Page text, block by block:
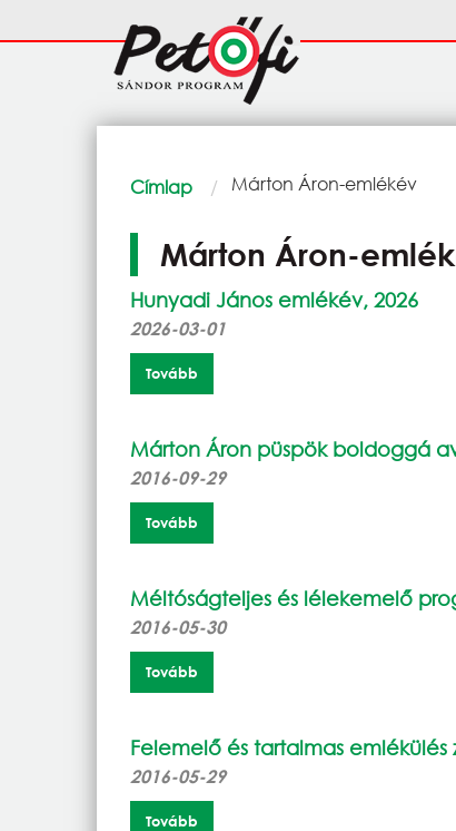
Fő
navigáció
Morzsa
Címlap Current:
Márton Áron-emlékév
Márton Áron-
Hunyadi János emlékév, 2026
2026-03-01
Tovább
Márton Áron püspök boldoggá
2016-09-29
Tovább
Méltóságteljes és lélekemelő
2016-05-30
Tovább
Felemelő és tartalmas
2016-05-29
Tovább